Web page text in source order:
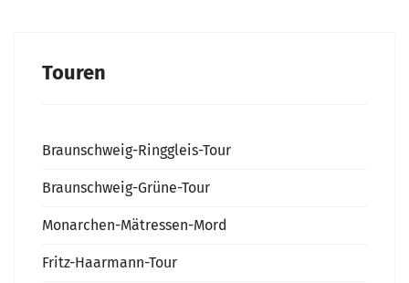
Touren
Braunschweig-Ringgleis-Tour
Braunschweig-Grüne-Tour
Monarchen-Mätressen-Mord
Fritz-Haarmann-Tour